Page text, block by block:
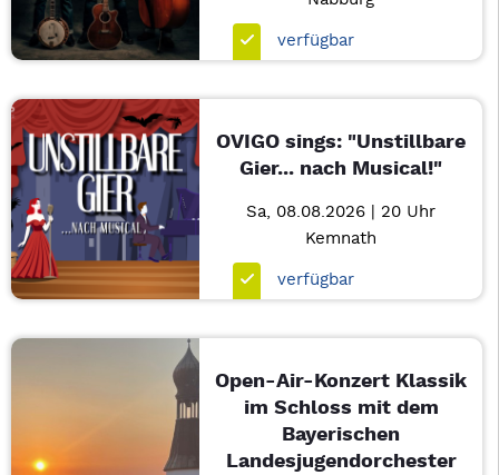
verfügbar
OVIGO sings: "Unstillbare
Gier... nach Musical!"
Sa, 08.08.2026 | 20 Uhr
Kemnath
verfügbar
Open-Air-Konzert Klassik
im Schloss mit dem
Bayerischen
Landesjugendorchester